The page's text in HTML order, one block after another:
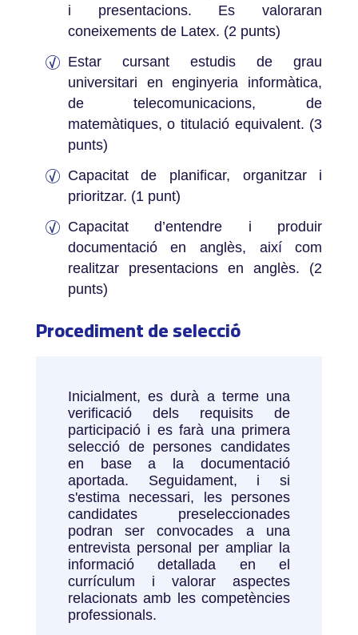
i presentacions. Es valoraran
coneixements de Latex. (2 punts)
Estar cursant estudis de grau
universitari en enginyeria informàtica,
de telecomunicacions, de
matemàtiques, o titulació equivalent. (3
punts)
Capacitat de planificar, organitzar i
prioritzar. (1 punt)
Capacitat d’entendre i produir
documentació en anglès, així com
realitzar presentacions en anglès. (2
punts)
Procediment de selecció
Inicialment, es durà a terme una
verificació dels requisits de
participació i es farà una primera
selecció de persones candidates
en base a la documentació
aportada. Seguidament, i si
s'estima necessari, les persones
candidates preseleccionades
podran ser convocades a una
entrevista personal per ampliar la
informació detallada en el
currículum i valorar aspectes
relacionats amb les competències
professionals.